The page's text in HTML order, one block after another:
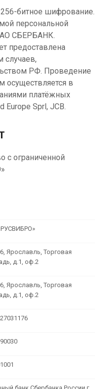
битное шифрование.
персональной
СБЕРБАНК.
предоставлена
случаев,
РФ. Проведение
осуществляется в
платёжных
Europe Sprl, JCB.
с ограниченной
Ярославль, Торговая
д.1, оф.2
Ярославль, Торговая
д.1, оф.2